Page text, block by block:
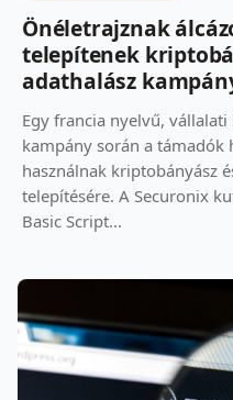
Önéletrajznak
telepítenek
adathalász
Egy francia nyelvű,
kampány során a támadók
használnak kriptobányász
telepítésére. A Securonix
Basic Script...